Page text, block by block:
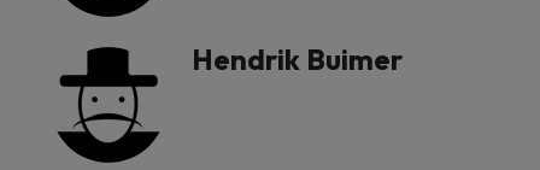
Hendrik Buimer